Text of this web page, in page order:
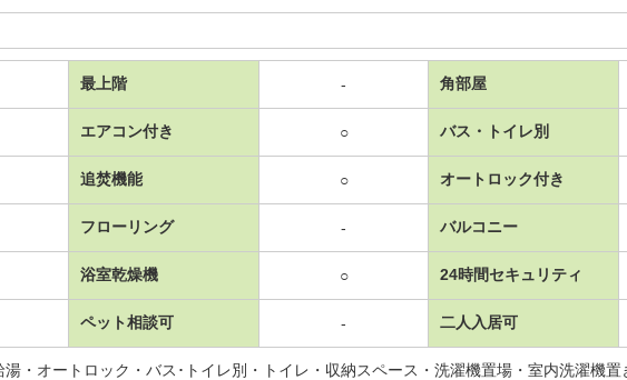
最上階 - 角部屋
エアコン付き ○ バス・トイレ別
追焚機能 ○ オートロック付き
フローリング - バルコニー
浴室乾燥機 ○ 24時間セキュリティ
ペット相談可 - 二人入居可
湯・オートロック・バス･トイレ別・トイレ・収納スペース・洗濯機置場・室内洗濯機置